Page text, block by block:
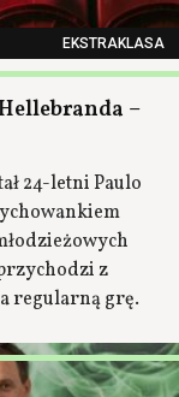
EKSTRAKLASA
–
24-letni Paulo
z
regularną grę.